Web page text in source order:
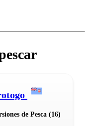
de Pesca (16)